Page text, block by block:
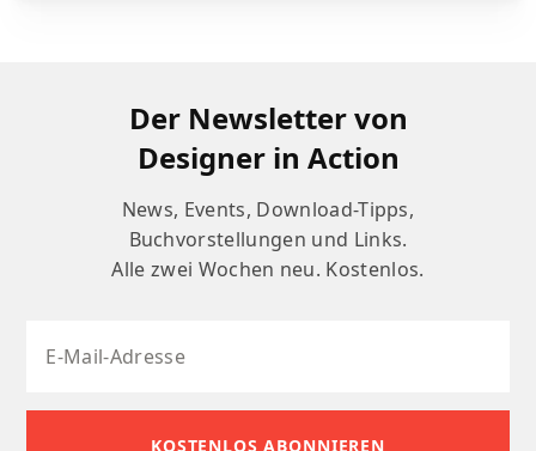
Der Newsletter von
Designer in Action
News, Events, Download-Tipps,
Buchvorstellungen und Links.
Alle zwei Wochen neu. Kostenlos.